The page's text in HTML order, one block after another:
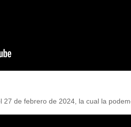
de febrero de 2024, la cual la